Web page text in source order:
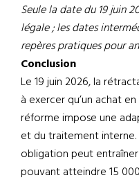
Seule la date du 19 juin
légale ; les dates
repères pratiques pour
Conclusion
Le 19 juin 2026, la
à exercer qu’un achat
réforme impose une
et du traitement
obligation peut
pouvant atteindre 15